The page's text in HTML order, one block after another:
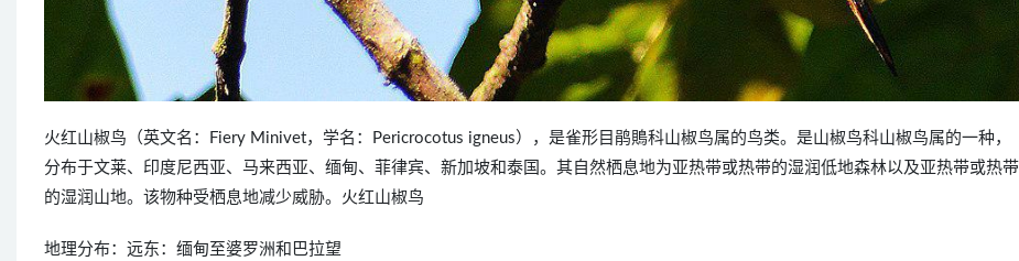
火红山椒鸟（英文名：Fiery Minivet，学名：Pericrocotus igneus），是雀形目鹃鵙科山椒鸟属的鸟类。是山椒鸟科山椒鸟属的一种，
分布于文莱、印度尼西亚、马来西亚、缅甸、菲律宾、新加坡和泰国。其自然栖息地为亚热带或热带的湿润低地森林以及亚热带或热带
的湿润山地。该物种受栖息地减少威胁。火红山椒鸟
地理分布：远东：缅甸至婆罗洲和巴拉望